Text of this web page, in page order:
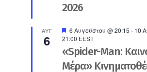
2026
ΑΥΓ
6
Προτεινόμενο
6 Αυγούστου @ 20:15 - 10
21:00 EEST
«Spider-Man:
Μέρα»